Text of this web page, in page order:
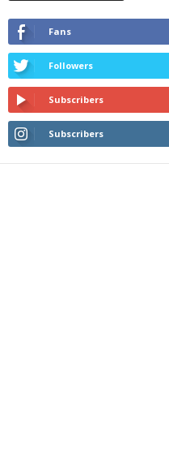
Fans
Followers
Subscribers
Subscribers